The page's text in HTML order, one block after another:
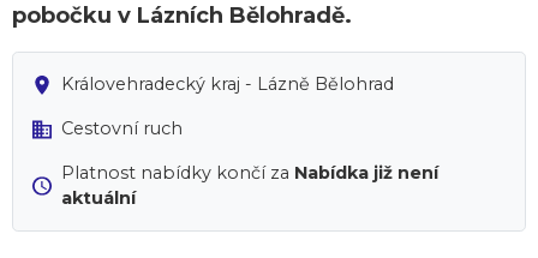
pobočku v Lázních Bělohradě.
Královehradecký kraj - Lázně Bělohrad
Cestovní ruch
Platnost nabídky končí za Nabídka již není
aktuální